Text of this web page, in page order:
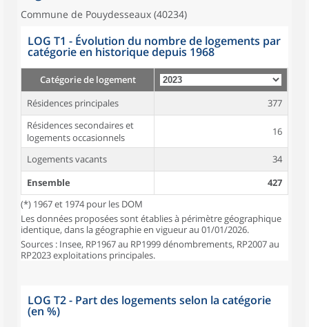
Commune de Pouydesseaux (40234)
LOG T1 - Évolution du nombre de logements par
catégorie en historique depuis 1968
Catégorie de logement
Résidences principales
377
Résidences secondaires et
logements occasionnels
16
Logements vacants
34
Ensemble
427
(*) 1967 et 1974 pour les DOM
Les données proposées sont établies à périmètre géographique
identique, dans la géographie en vigueur au 01/01/2026.
Sources : Insee, RP1967 au RP1999 dénombrements, RP2007 au
RP2023 exploitations principales.
LOG T2 - Part des logements selon la catégorie
(en %)